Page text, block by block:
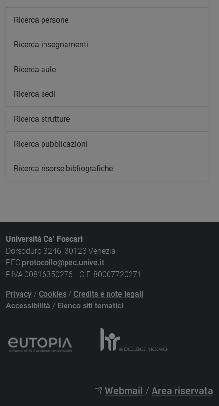
Ricerca persone
Ricerca insegnamenti
Ricerca aule
Ricerca sedi
Ricerca strutture
Ricerca pubblicazioni
Ricerca risorse bibliografiche
Università Ca’ Foscari
Dorsoduro 3246, 30123 Venezia
PEC protocollo@pec.unive.it
P.IVA 00816350276 - C.F. 80007720271
Privacy / Cookies / Credits e note legali
Accessibilità / Elenco siti tematici
Webmail / Area riservata